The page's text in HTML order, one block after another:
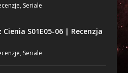
, Seriale
S01E05-06 | Recenzja
, Seriale